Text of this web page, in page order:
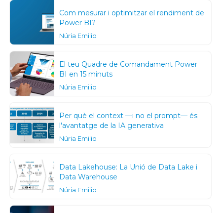
Com mesurar i optimitzar el rendiment de
Power BI?
Núria Emilio
El teu Quadre de Comandament Power
BI en 15 minuts
Núria Emilio
Per què el context —i no el prompt— és
l'avantatge de la IA generativa
Núria Emilio
Data Lakehouse: La Unió de Data Lake i
Data Warehouse
Núria Emilio